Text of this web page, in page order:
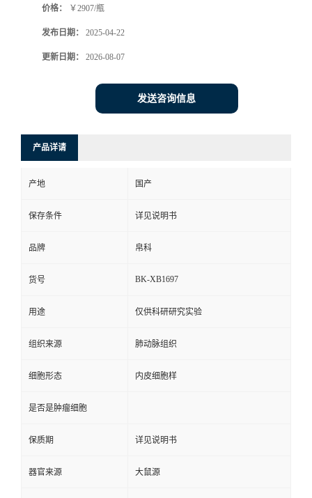
价格： ￥2907/瓶
发布日期： 2025-04-22
更新日期： 2026-08-07
发送咨询信息
产品详请
产地 国产
保存条件 详见说明书
品牌 帛科
货号 BK-XB1697
用途 仅供科研研究实验
组织来源 肺动脉组织
细胞形态 内皮细胞样
是否是肿瘤细胞
保质期 详见说明书
器官来源 大鼠源